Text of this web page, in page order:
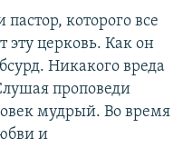
которого все
церковь. Как он
Никакого вреда
проповеди
мудрый. Во время
и